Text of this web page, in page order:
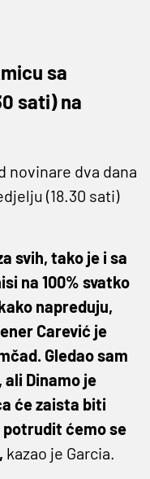
sa
sati) na
novinare dva dana
(18.30 sati)
svih, tako je i sa
na 100% svatko
napreduju,
Carević je
Gledao sam
Dinamo je
će zaista biti
potrudit ćemo se
kazao je Garcia.